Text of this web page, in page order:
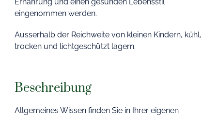
eingenommen werden.
Ausserhalb der Reichweite von kleinen Kindern, kühl,
trocken und lichtgeschützt lagern.
Beschreibung
Allgemeines Wissen finden Sie in Ihrer eigenen